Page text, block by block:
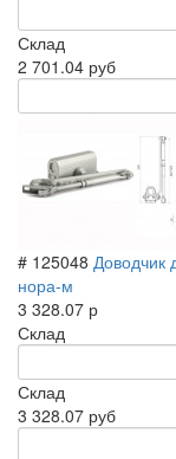
Склад
2 701.04 руб
# 125048 Доводчик
нора-м
3 328.07 р
Склад
Склад
3 328.07 руб